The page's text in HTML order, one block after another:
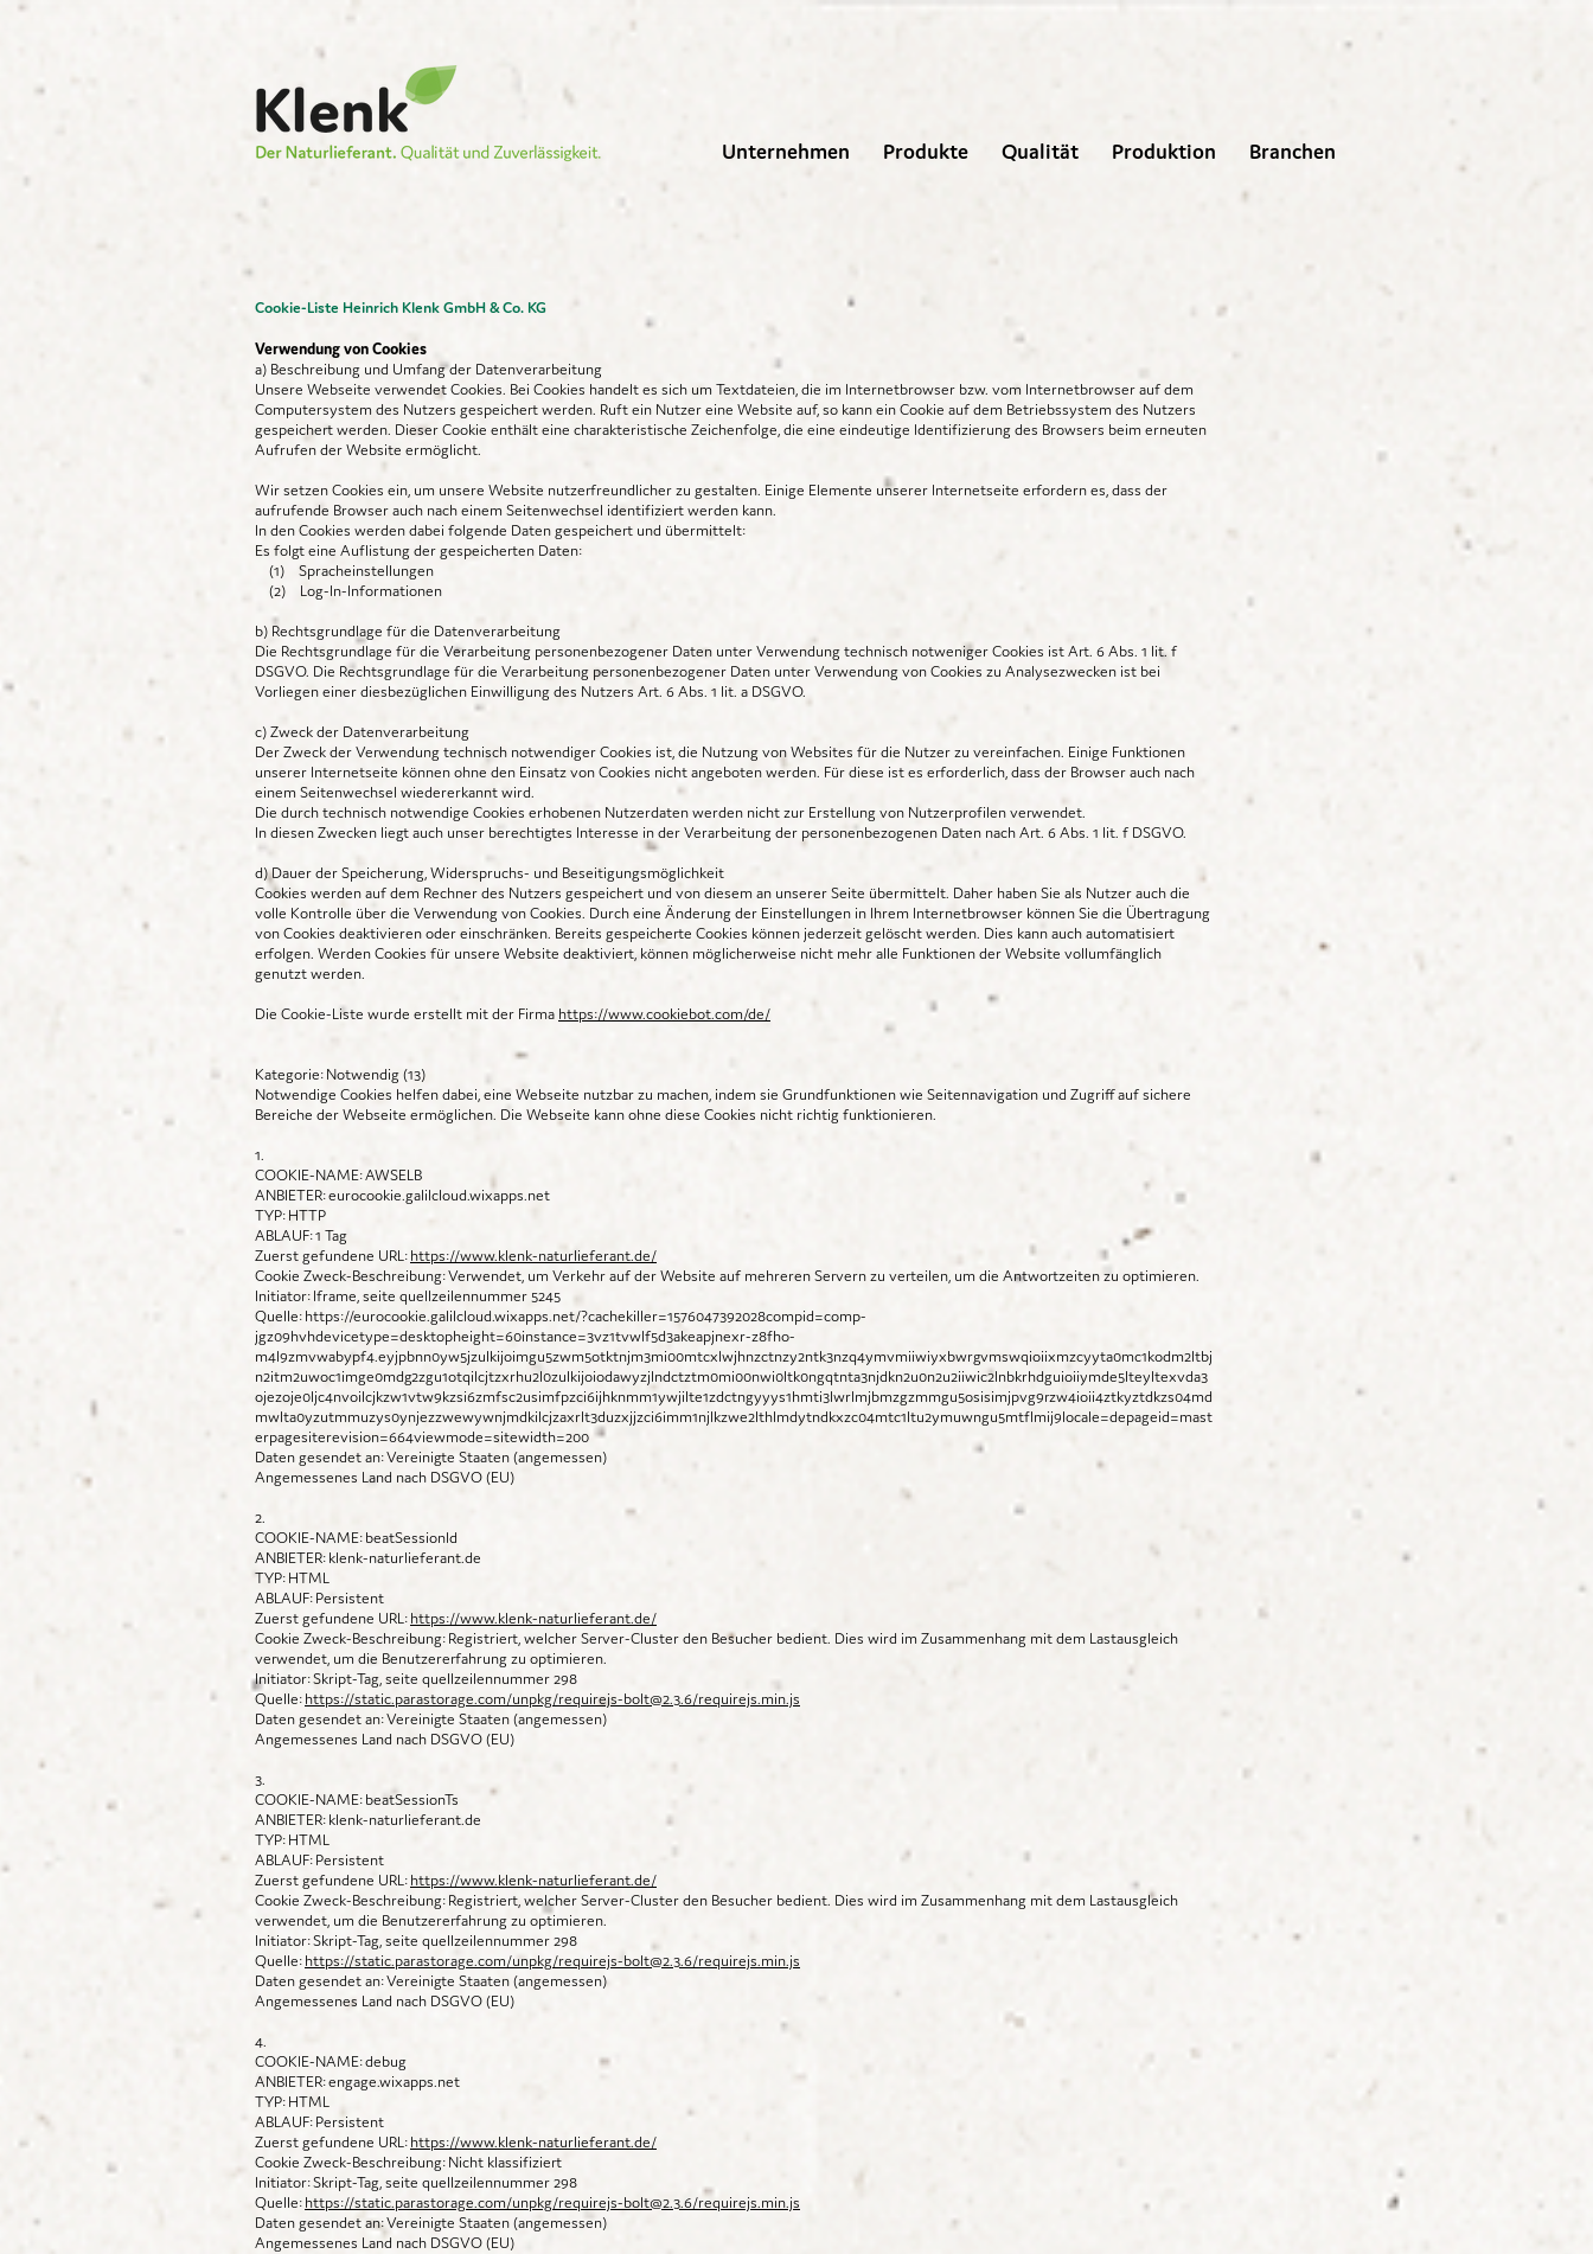
Unternehmen Produkte Qualität Produktion Branchen
Cookie-Liste Heinrich Klenk GmbH & Co. KG
Verwendung von Cookies
a) Beschreibung und Umfang der Datenverarbeitung
Unsere Webseite verwendet Cookies. Bei Cookies handelt es sich um Textdateien, die im Internetbrowser bzw. vom Internetbrowser auf dem
Computersystem des Nutzers gespeichert werden. Ruft ein Nutzer eine Website auf, so kann ein Cookie auf dem Betriebssystem des Nutzers
gespeichert werden. Dieser Cookie enthält eine charakteristische Zeichenfolge, die eine eindeutige Identifizierung des Browsers beim erneuten
Aufrufen der Website ermöglicht.
Wir setzen Cookies ein, um unsere Website nutzerfreundlicher zu gestalten. Einige Elemente unserer Internetseite erfordern es, dass der
aufrufende Browser auch nach einem Seitenwechsel identifiziert werden kann.
In den Cookies werden dabei folgende Daten gespeichert und übermittelt:
Es folgt eine Auflistung der gespeicherten Daten:
(1) Spracheinstellungen
(2) Log-In-Informationen
b) Rechtsgrundlage für die Datenverarbeitung
Die Rechtsgrundlage für die Verarbeitung personenbezogener Daten unter Verwendung technisch notweniger Cookies ist Art. 6 Abs. 1 lit. f
DSGVO. Die Rechtsgrundlage für die Verarbeitung personenbezogener Daten unter Verwendung von Cookies zu Analysezwecken ist bei
Vorliegen einer diesbezüglichen Einwilligung des Nutzers Art. 6 Abs. 1 lit. a DSGVO.
c) Zweck der Datenverarbeitung
Der Zweck der Verwendung technisch notwendiger Cookies ist, die Nutzung von Websites für die Nutzer zu vereinfachen. Einige Funktionen
unserer Internetseite können ohne den Einsatz von Cookies nicht angeboten werden. Für diese ist es erforderlich, dass der Browser auch nach
einem Seitenwechsel wiedererkannt wird.
Die durch technisch notwendige Cookies erhobenen Nutzerdaten werden nicht zur Erstellung von Nutzerprofilen verwendet.
In diesen Zwecken liegt auch unser berechtigtes Interesse in der Verarbeitung der personenbezogenen Daten nach Art. 6 Abs. 1 lit. f DSGVO.
d) Dauer der Speicherung, Widerspruchs- und Beseitigungsmöglichkeit
Cookies werden auf dem Rechner des Nutzers gespeichert und von diesem an unserer Seite übermittelt. Daher haben Sie als Nutzer auch die
volle Kontrolle über die Verwendung von Cookies. Durch eine Änderung der Einstellungen in Ihrem Internetbrowser können Sie die Übertragung
von Cookies deaktivieren oder einschränken. Bereits gespeicherte Cookies können jederzeit gelöscht werden. Dies kann auch automatisiert
erfolgen. Werden Cookies für unsere Website deaktiviert, können möglicherweise nicht mehr alle Funktionen der Website vollumfänglich
genutzt werden.
Die Cookie-Liste wurde erstellt mit der Firma https://www.cookiebot.com/de/
Kategorie: Notwendig (13)
Notwendige Cookies helfen dabei, eine Webseite nutzbar zu machen, indem sie Grundfunktionen wie Seitennavigation und Zugriff auf sichere
Bereiche der Webseite ermöglichen. Die Webseite kann ohne diese Cookies nicht richtig funktionieren.
1.
COOKIE-NAME: AWSELB
ANBIETER: eurocookie.galilcloud.wixapps.net
TYP: HTTP
ABLAUF: 1 Tag
Zuerst gefundene URL:https://www.klenk-naturlieferant.de/
Cookie Zweck-Beschreibung: Verwendet, um Verkehr auf der Website auf mehreren Servern zu verteilen, um die Antwortzeiten zu optimieren.
Initiator: Iframe, seite quellzeilennummer 5245
Quelle:https://eurocookie.galilcloud.wixapps.net/?cachekiller=1576047392028compid=comp-
jgz09hvhdevicetype=desktopheight=60instance=3vz1tvwlf5d3akeapjnexr-z8fho-
m4l9zmvwabypf4.eyjpbnn0yw5jzulkijoimgu5zwm5otktnjm3mi00mtcxlwjhnzctnzy2ntk3nzq4ymvmiiwiyxbwrgvmswqioiixmzcyyta0mc1kodm2ltbj
n2itm2uwoc1imge0mdg2zgu1otqilcjtzxrhu2l0zulkijoiodawyzjlndctztm0mi00nwi0ltk0ngqtnta3njdkn2u0n2u2iiwic2lnbkrhdguioiiymde5lteyltexvda3
ojezoje0ljc4nvoilcjkzw1vtw9kzsi6zmfsc2usimfpzci6ijhknmm1ywjilte1zdctngyyys1hmti3lwrlmjbmzgzmmgu5osisimjpvg9rzw4ioii4ztkyztdkzs04md
mwlta0yzutmmuzys0ynjezzwewywnjmdkilcjzaxrlt3duzxjjzci6imm1njlkzwe2lthlmdytndkxzc04mtc1ltu2ymuwngu5mtflmij9locale=depageid=mast
erpagesiterevision=664viewmode=sitewidth=200
Daten gesendet an: Vereinigte Staaten (angemessen)
Angemessenes Land nach DSGVO (EU)
2.
COOKIE-NAME: beatSessionId
ANBIETER: klenk-naturlieferant.de
TYP: HTML
ABLAUF: Persistent
Zuerst gefundene URL:https://www.klenk-naturlieferant.de/
Cookie Zweck-Beschreibung: Registriert, welcher Server-Cluster den Besucher bedient. Dies wird im Zusammenhang mit dem Lastausgleich
verwendet, um die Benutzererfahrung zu optimieren.
Initiator: Skript-Tag, seite quellzeilennummer 298
Quelle:https://static.parastorage.com/unpkg/requirejs-bolt@2.3.6/requirejs.min.js
Daten gesendet an: Vereinigte Staaten (angemessen)
Angemessenes Land nach DSGVO (EU)
3.
COOKIE-NAME: beatSessionTs
ANBIETER: klenk-naturlieferant.de
TYP: HTML
ABLAUF: Persistent
Zuerst gefundene URL:https://www.klenk-naturlieferant.de/
Cookie Zweck-Beschreibung: Registriert, welcher Server-Cluster den Besucher bedient. Dies wird im Zusammenhang mit dem Lastausgleich
verwendet, um die Benutzererfahrung zu optimieren.
Initiator: Skript-Tag, seite quellzeilennummer 298
Quelle:https://static.parastorage.com/unpkg/requirejs-bolt@2.3.6/requirejs.min.js
Daten gesendet an: Vereinigte Staaten (angemessen)
Angemessenes Land nach DSGVO (EU)
4.
COOKIE-NAME: debug
ANBIETER: engage.wixapps.net
TYP: HTML
ABLAUF: Persistent
Zuerst gefundene URL:https://www.klenk-naturlieferant.de/
Cookie Zweck-Beschreibung: Nicht klassifiziert
Initiator: Skript-Tag, seite quellzeilennummer 298
Quelle:https://static.parastorage.com/unpkg/requirejs-bolt@2.3.6/requirejs.min.js
Daten gesendet an: Vereinigte Staaten (angemessen)
Angemessenes Land nach DSGVO (EU)